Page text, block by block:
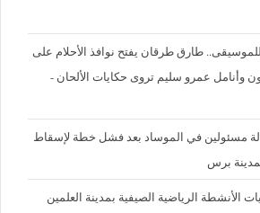
طارق طرقان يفتح نوافذ الأحلام على
وأنامل عمرو سليم تروى حكايات الألحان -
إقالة مسئولين في الموساد بعد فشل خطة لإسقاط
برس
الأنشطة الرياضية الصيفية بمدينة العلمين